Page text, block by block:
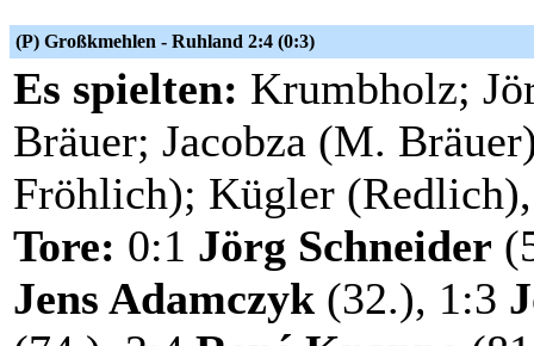
(P) Großkmehlen - Ruhland 2:4 (0:3)
Es spielten: Krumbholz;
Bräuer; Jacobza (M.
Fröhlich); Kügler
Tore: 0:1 Jörg Schneider
Jens Adamczyk (32.), 1:3